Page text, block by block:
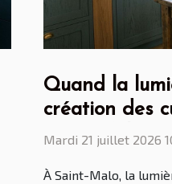
Quand la
création des
Saint Malo
Mardi 21 juillet 2026
À Saint-Malo, la